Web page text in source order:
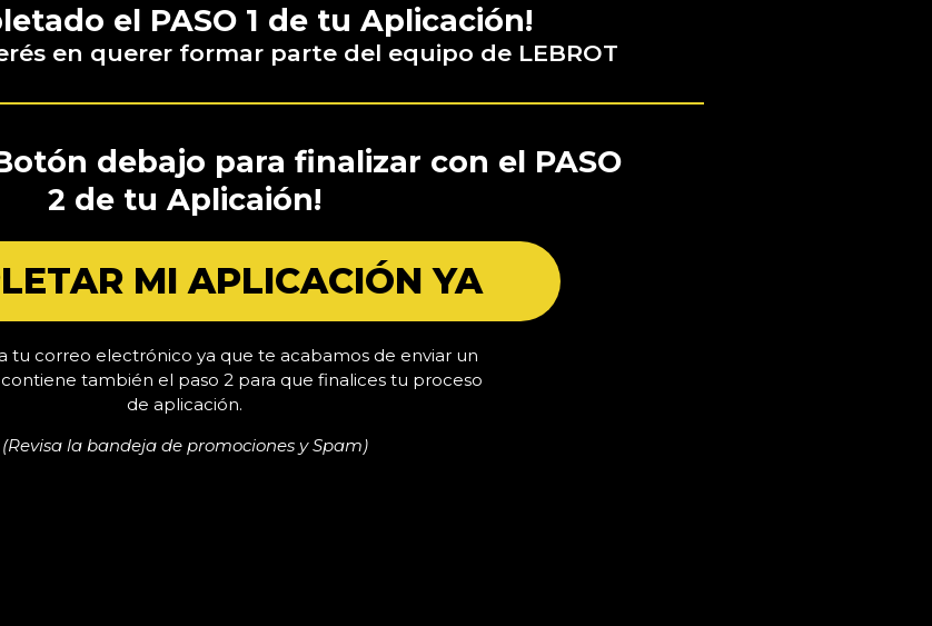
el PASO 1 de tu Aplicación!
en querer formar parte del equipo de LEBROT
debajo para finalizar con el PASO
2 de tu Aplicaión!
MI APLICACIÓN YA
tu correo electrónico ya que te acabamos de enviar un
también el paso 2 para que finalices tu proceso
de aplicación.
(Revisa la bandeja de promociones y Spam)